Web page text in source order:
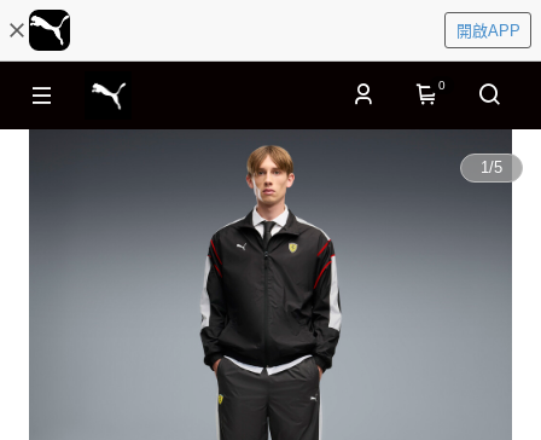
開啟APP
0
1/5